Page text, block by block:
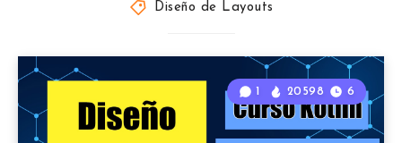
Diseño de Layouts
1 20598 6